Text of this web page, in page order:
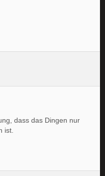
dass das Dingen nur
ist.